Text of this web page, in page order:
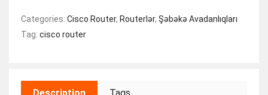
Categories: Cisco Router, Routerlər, Şəbəkə Avadanlıqları
Tag: cisco router